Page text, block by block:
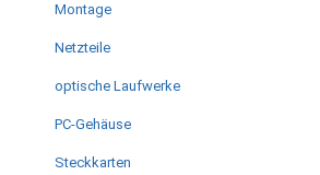
Montage
Netzteile
optische Laufwerke
PC-Gehäuse
Steckkarten